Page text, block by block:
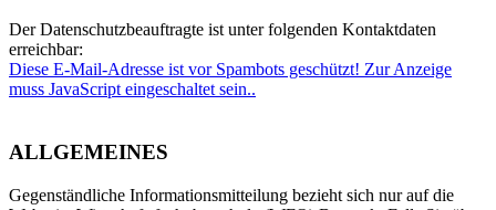
Der Datenschutzbeauftragte ist unter folgenden Kontaktdaten
erreichbar:
Diese E-Mail-Adresse ist vor Spambots geschützt! Zur Anzeige
muss JavaScript eingeschaltet sein..
ALLGEMEINES
Gegenständliche Informationsmitteilung bezieht sich nur auf die